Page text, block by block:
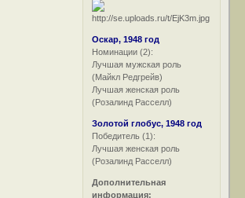
Оскар, 1948 год
Номинации (2):
Лучшая мужская роль
(Майкл Редгрейв)
Лучшая женская роль
(Розалинд Расселл)
Золотой глобус, 1948 год
Победитель (1):
Лучшая женская роль
(Розалинд Расселл)
Дополнительная
информация: